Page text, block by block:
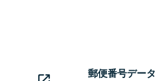
郵便番号デー